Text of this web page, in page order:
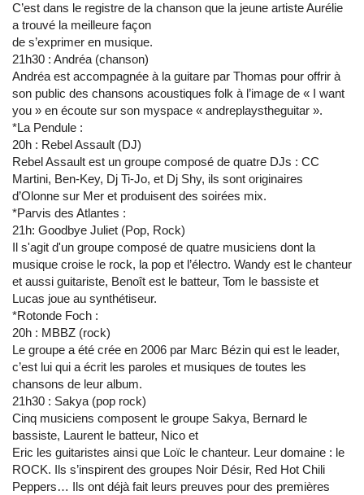
C’est dans le registre de la chanson que la jeune artiste Aurélie
a trouvé la meilleure façon
de s’exprimer en musique.
21h30 : Andréa (chanson)
Andréa est accompagnée à la guitare par Thomas pour offrir à
son public des chansons acoustiques folk à l’image de « I want
you » en écoute sur son myspace « andreplaystheguitar ».
*La Pendule :
20h : Rebel Assault (DJ)
Rebel Assault est un groupe composé de quatre DJs : CC
Martini, Ben-Key, Dj Ti-Jo, et Dj Shy, ils sont originaires
d’Olonne sur Mer et produisent des soirées mix.
*Parvis des Atlantes :
21h: Goodbye Juliet (Pop, Rock)
Il s'agit d'un groupe composé de quatre musiciens dont la
musique croise le rock, la pop et l’électro. Wandy est le chanteur
et aussi guitariste, Benoît est le batteur, Tom le bassiste et
Lucas joue au synthétiseur.
*Rotonde Foch :
20h : MBBZ (rock)
Le groupe a été crée en 2006 par Marc Bézin qui est le leader,
c’est lui qui a écrit les paroles et musiques de toutes les
chansons de leur album.
21h30 : Sakya (pop rock)
Cinq musiciens composent le groupe Sakya, Bernard le
bassiste, Laurent le batteur, Nico et
Eric les guitaristes ainsi que Loïc le chanteur. Leur domaine : le
ROCK. Ils s’inspirent des groupes Noir Désir, Red Hot Chili
Peppers… Ils ont déjà fait leurs preuves pour des premières